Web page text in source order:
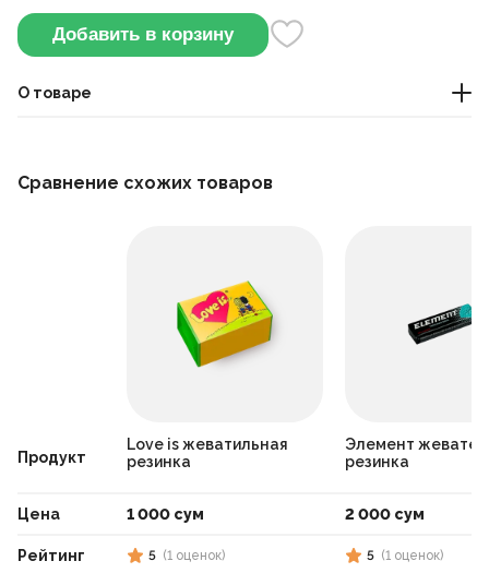
Добавить в корзину
О товаре
Сравнение схожих товаров
Продукт
Цена
Рейтинг
Love is жеватильная
резинка
1 000 сум
5 (1 оценок)
Элемент
резинка
2 000 сум
5 (1 оценок)